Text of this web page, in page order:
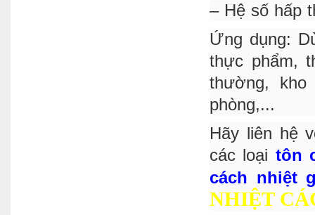
– Hệ số hấp
Ứng dụng:
thực phẩm,
thường,
phòng,...
Hãy liên hệ
các loại tôn
cách nhiệt
NHIỆT